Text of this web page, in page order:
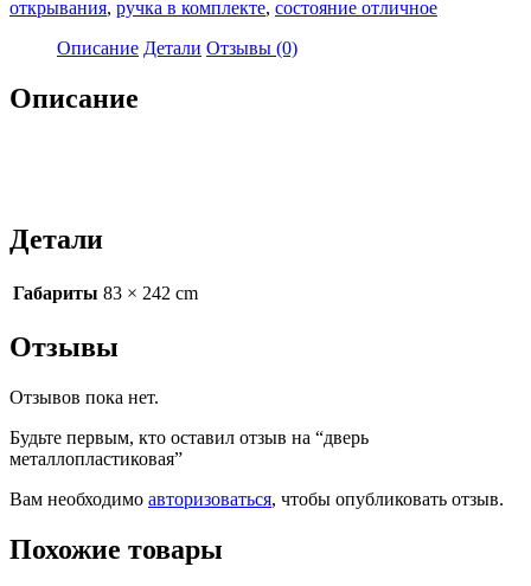
открывания, ручка в комплекте, состояние отличное
Описание Детали Отзывы (0)
Описание
Детали
Габариты 83 × 242 cm
Отзывы
Отзывов пока нет.
Будьте первым, кто оставил отзыв на “дверь
металлопластиковая”
Вам необходимо авторизоваться, чтобы опубликовать отзыв.
Похожие товары